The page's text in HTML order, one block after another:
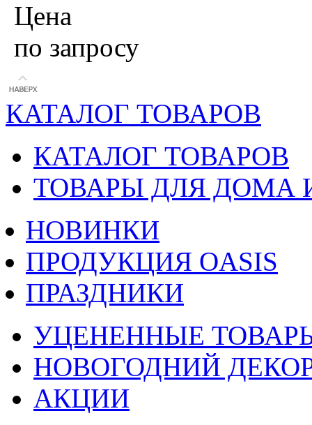
Цена
по запросу
КАТАЛОГ ТОВАРОВ
КАТАЛОГ ТОВАРОВ
ТОВАРЫ ДЛЯ ДОМА
НОВИНКИ
ПРОДУКЦИЯ OASIS
ПРАЗДНИКИ
УЦЕНЕННЫЕ
НОВОГОДНИЙ
АКЦИИ